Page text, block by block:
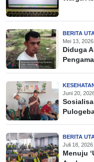
BERITA
Mei 13, 2026
Diduga
Juni 20,
BERITA
Juli 18, 2026
Menuju